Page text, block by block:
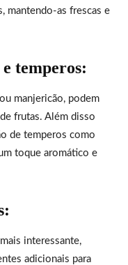
mantendo-as frescas e
temperos:
manjericão, podem
frutas. Além disso
de temperos como
toque aromático e
interessante,
adicionais para